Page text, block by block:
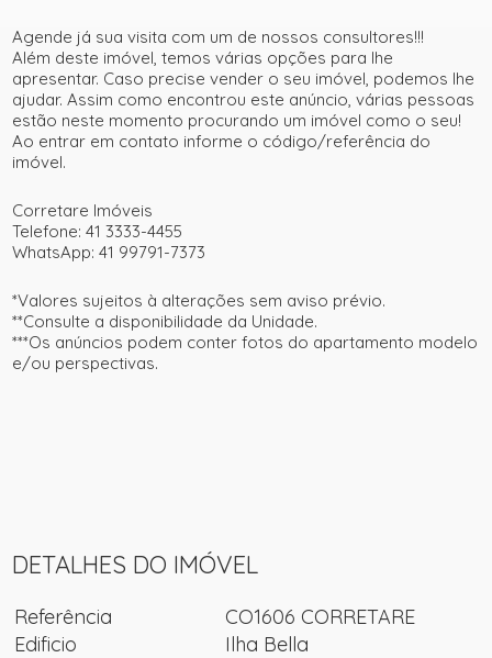
Agende já sua visita com um de nossos consultores!!!
Além deste imóvel, temos várias opções para lhe
apresentar. Caso precise vender o seu imóvel, podemos lhe
ajudar. Assim como encontrou este anúncio, várias pessoas
estão neste momento procurando um imóvel como o seu!
Ao entrar em contato informe o código/referência do
imóvel.
Corretare Imóveis
Telefone: 41 3333-4455
WhatsApp: 41 99791-7373
*Valores sujeitos à alterações sem aviso prévio.
**Consulte a disponibilidade da Unidade.
***Os anúncios podem conter fotos do apartamento modelo
e/ou perspectivas.
DETALHES DO IMÓVEL
Referência
CO1606 CORRETARE
Edificio
Ilha Bella